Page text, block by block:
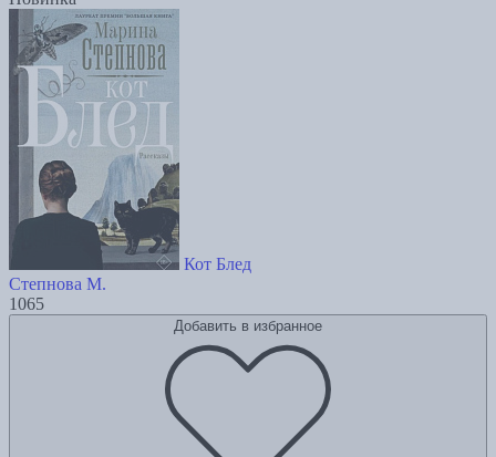
Кот Блед
Степнова М.
1065
Добавить в избранное